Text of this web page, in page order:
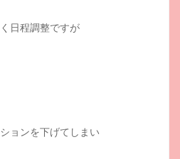
日程調整ですが
ョンを下げてしまい